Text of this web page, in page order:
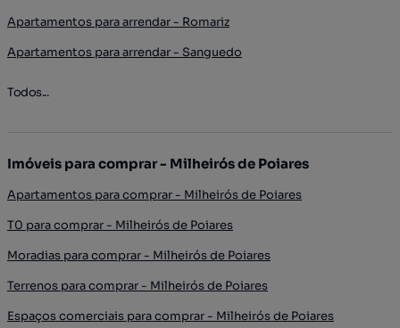
Apartamentos para arrendar - Romariz
Apartamentos para arrendar - Sanguedo
Todos...
Imóveis para comprar - Milheirós de Poiares
Apartamentos para comprar - Milheirós de Poiares
T0 para comprar - Milheirós de Poiares
Moradias para comprar - Milheirós de Poiares
Terrenos para comprar - Milheirós de Poiares
Espaços comerciais para comprar - Milheirós de Poiares